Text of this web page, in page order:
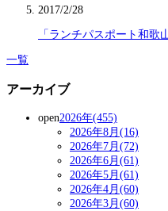
2017/2/28
「ランチパスポート和歌
一覧
アーカイブ
open2026年(455)
2026年8月(16)
2026年7月(72)
2026年6月(61)
2026年5月(61)
2026年4月(60)
2026年3月(60)